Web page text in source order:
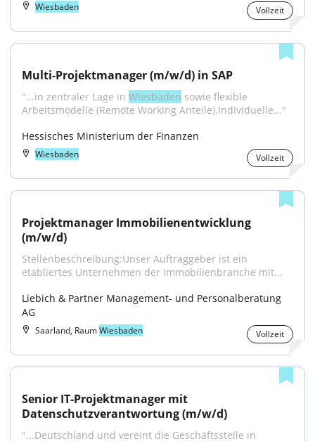
Wiesbaden Vollzeit
Multi-Projektmanager (m/w/d) in SAP
"...in zentraler Lage in Wiesbaden sowie flexible
Arbeitsmodelle (Remote Working Anteile).Individuelle..."
Hessisches Ministerium der Finanzen
Wiesbaden Vollzeit
Projektmanager Immobilienentwicklung
(m/w/d)
Stellenbeschreibung:Unser Auftraggeber ist ein
etabliertes Unternehmen der Immobilienbranche mit...
Liebich & Partner Management- und Personalberatung
AG
Saarland, RaumWiesbaden Vollzeit
Senior IT-Projektmanager mit
Datenschutzverantwortung (m/w/d)